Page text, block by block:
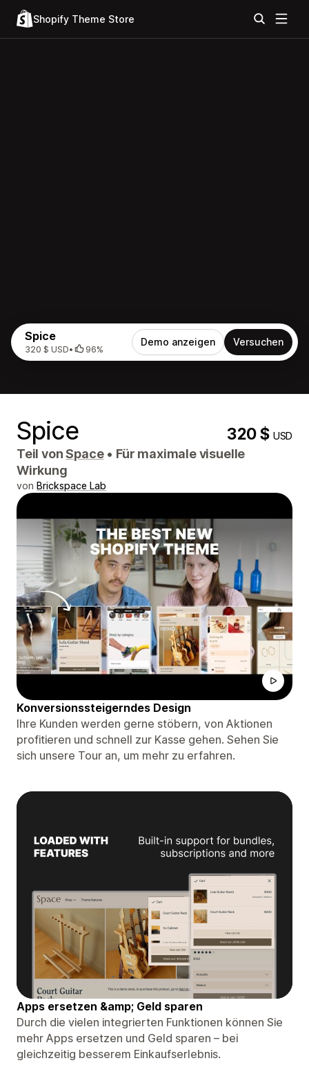
Shopify Theme Store
Spice
320 $ USD• 96%
Demo anzeigen Versuchen
Spice 320 $USD
Teil vonSpace • Für maximale visuelle
Wirkung
von Brickspace Lab
Konversionssteigerndes Design
Ihre Kunden werden gerne stöbern, von Aktionen
profitieren und schnell zur Kasse gehen. Sehen Sie
sich unsere Tour an, um mehr zu erfahren.
Apps ersetzen &amp; Geld sparen
Durch die vielen integrierten Funktionen können Sie
mehr Apps ersetzen und Geld sparen – bei
gleichzeitig besserem Einkaufserlebnis.